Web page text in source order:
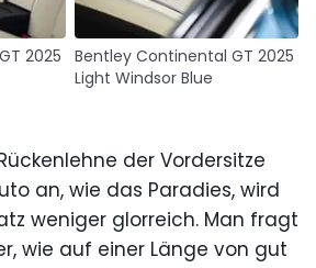
2025
Bentley Continental GT 2025
Light Windsor Blue
der Vordersitze
an, wie das Paradies, wird
weniger glorreich. Man fragt
wie auf einer Länge von gut